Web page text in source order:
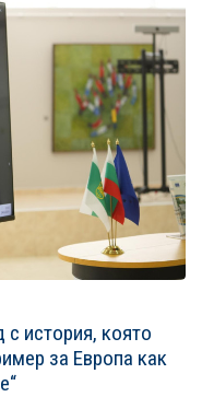
история, която
за Европа как